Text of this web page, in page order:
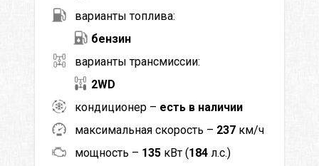
варианты топлива:
бензин
варианты трансмиссии:
2WD
кондиционер – есть в наличии
максимальная скорость – 237 км/ч
мощность – 135 кВт (184 л.с.)